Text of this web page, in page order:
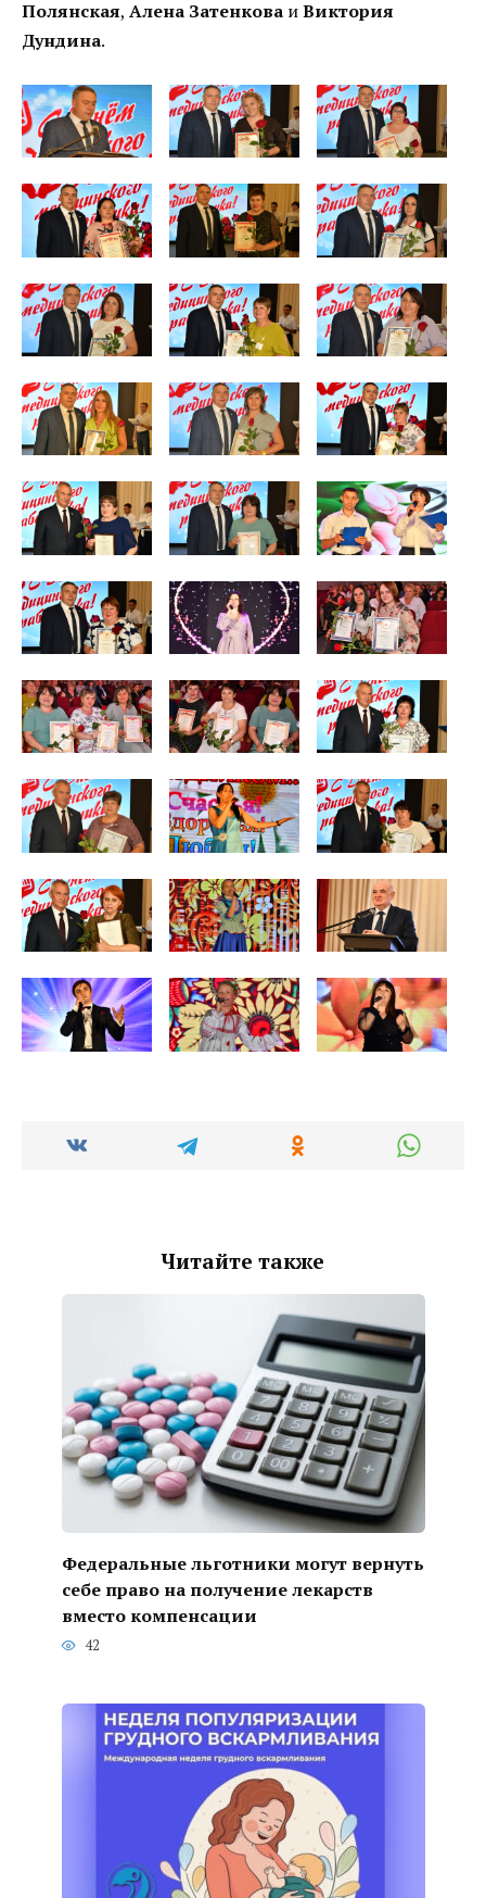
Полянская, Алена Затенкова иВиктория
Дундина.
Читайте также
Федеральные льготники могут вернуть
себе право на получение лекарств
вместо компенсации
42